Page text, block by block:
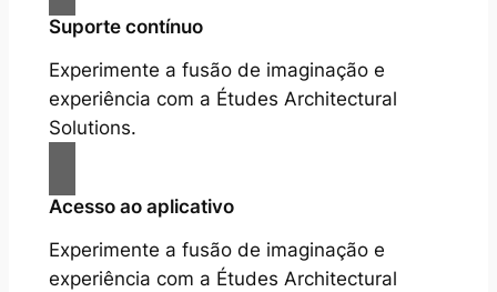
Suporte contínuo
Experimente a fusão de imaginação e
experiência com a Études Architectural
Solutions.
Acesso ao aplicativo
Experimente a fusão de imaginação e
experiência com a Études Architectural